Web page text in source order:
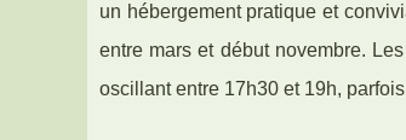
un hébergement pratique et
entre mars et début novembre.
oscillant entre 17h30 et 19h,